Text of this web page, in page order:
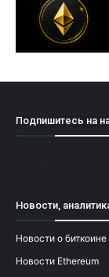
Подпишитесь на
Новости,
Новости о биткоине
Новости Ethereum